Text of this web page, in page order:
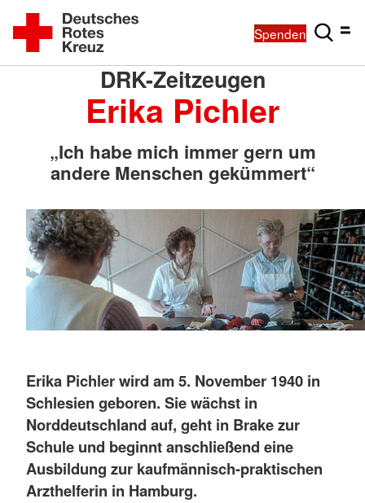
Spenden
DRK-Zeitzeugen
Erika Pichler
„Ich habe mich immer gern um
andere Menschen gekümmert“
Erika Pichler wird am 5. November 1940 in
Schlesien geboren. Sie wächst in
Norddeutschland auf, geht in Brake zur
Schule und beginnt anschließend eine
Ausbildung zur kaufmännisch-praktischen
Arzthelferin in Hamburg.